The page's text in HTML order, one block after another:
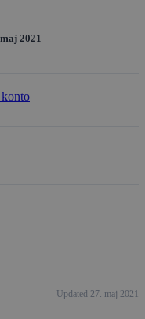
2021
konto
Updated 27. maj 2021